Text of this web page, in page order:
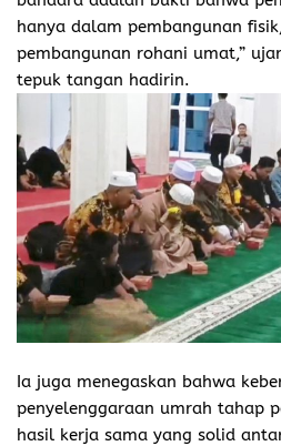
hanya dalam pembangunan
pembangunan rohani umat,”
tepuk tangan hadirin.
Ia juga menegaskan bahwa
penyelenggaraan umrah tahap
hasil kerja sama yang solid